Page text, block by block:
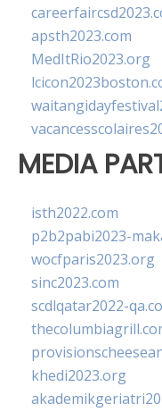
apsth2023.com
MedItRio2023.org
MEDIA
isth2022.com
p2b2pabi2023-
wocfparis2023.org
sinc2023.com
scdlqatar2022-
khedi2023.org